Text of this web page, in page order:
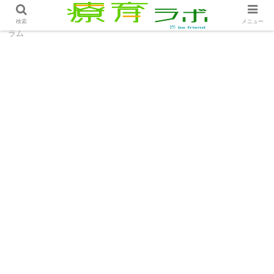
ホーム コラム
「入れて」を言えない子への支援│コ
ラム
検索 メニュー